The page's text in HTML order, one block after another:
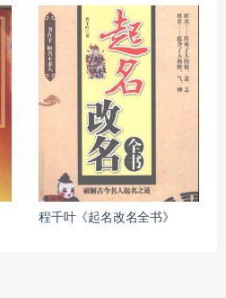
程千叶《起名改名全书》